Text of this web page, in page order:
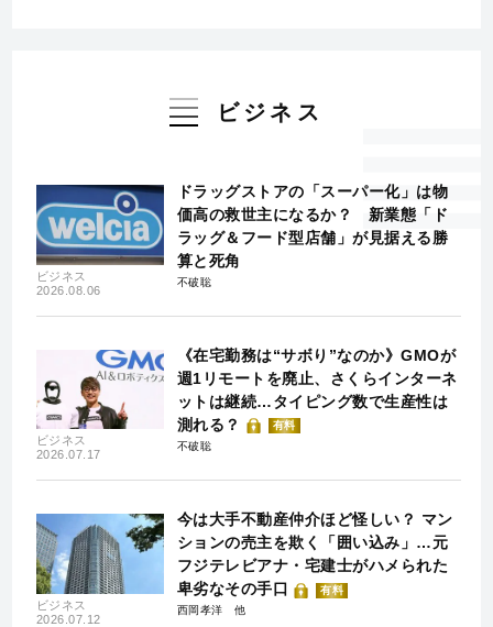
ビジネス
ビジネス
2026.08.06
ドラッグストアの「スーパー化」は物
価高の救世主になるか？ 新業態「ド
ラッグ＆フード型店舗」が見据える勝
算と死角
不破聡
ビジネス
2026.07.17
《在宅勤務は“サボり”なのか》GMOが
週1リモートを廃止、さくらインターネ
ットは継続…タイピング数で生産性は
測れる？
有料
不破聡
ビジネス
2026.07.12
今は大手不動産仲介ほど怪しい？ マン
ションの売主を欺く「囲い込み」…元
フジテレビアナ・宅建士がハメられた
卑劣なその手口
有料
西岡孝洋